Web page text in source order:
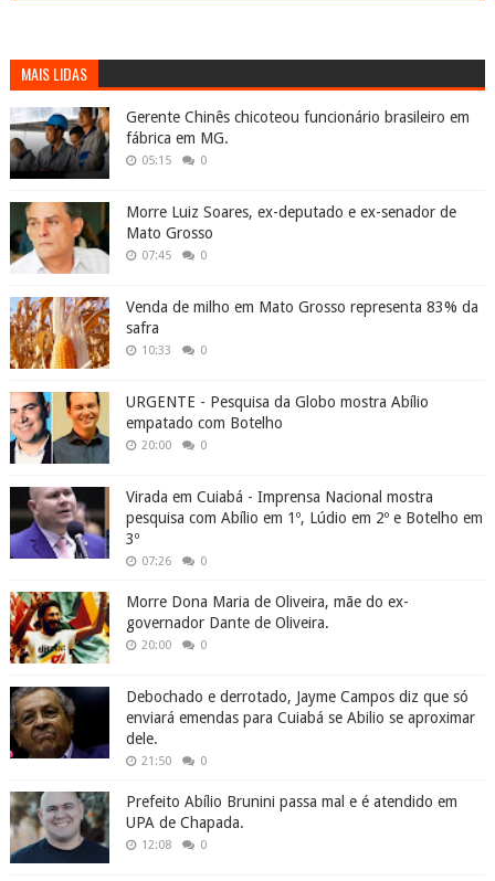
MAIS LIDAS
Gerente Chinês chicoteou funcionário brasileiro em
fábrica em MG.
05:15 0
Morre Luiz Soares, ex-deputado e ex-senador de
Mato Grosso
07:45 0
Venda de milho em Mato Grosso representa 83% da
safra
10:33 0
URGENTE - Pesquisa da Globo mostra Abílio
empatado com Botelho
20:00 0
Virada em Cuiabá - Imprensa Nacional mostra
pesquisa com Abílio em 1º, Lúdio em 2º e Botelho em
3º
07:26 0
Morre Dona Maria de Oliveira, mãe do ex-
governador Dante de Oliveira.
20:00 0
Debochado e derrotado, Jayme Campos diz que só
enviará emendas para Cuiabá se Abilio se aproximar
dele.
21:50 0
Prefeito Abílio Brunini passa mal e é atendido em
UPA de Chapada.
12:08 0